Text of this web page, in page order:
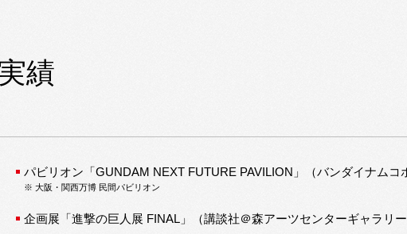
績
パビリオン「GUNDAM NEXT FUTURE PAVILION」（バンダイナム
※ 大阪・関西万博 民間パビリオン
企画展「進撃の巨人展 FINAL」（講談社＠森アーツセンターギャラリ